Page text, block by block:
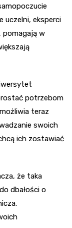
uczelni, eksperci
pomagają w
potrzebom
teraz
swoich
ich zostawiać
że taka
dbałości o